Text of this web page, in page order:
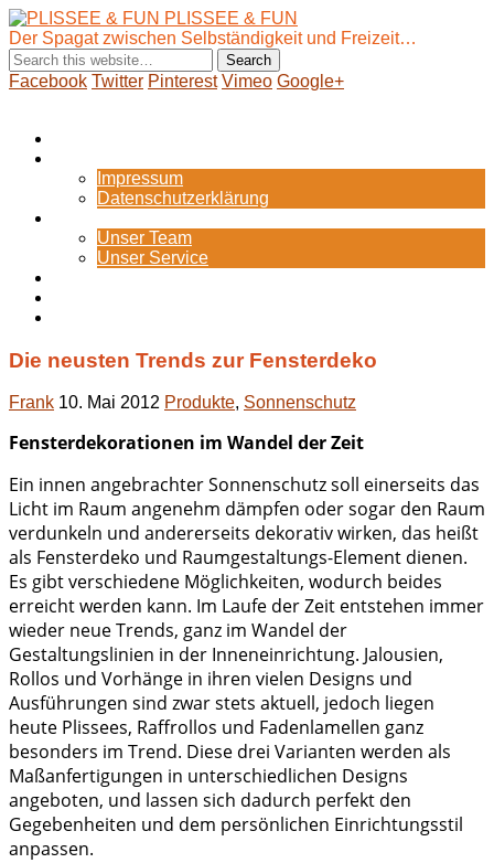
PLISSEE & FUN
Der Spagat zwischen Selbständigkeit und Freizeit…
Facebook Twitter Pinterest Vimeo Google+
Impressum
Datenschutzerklärung
Unser Team
Unser Service
Die neusten Trends zur Fensterdeko
Frank 10. Mai 2012 Produkte, Sonnenschutz
Fensterdekorationen im Wandel der Zeit
Ein innen angebrachter Sonnenschutz soll einerseits das
Licht im Raum angenehm dämpfen oder sogar den Raum
verdunkeln und andererseits dekorativ wirken, das heißt
als Fensterdeko und Raumgestaltungs-Element dienen.
Es gibt verschiedene Möglichkeiten, wodurch beides
erreicht werden kann. Im Laufe der Zeit entstehen immer
wieder neue Trends, ganz im Wandel der
Gestaltungslinien in der Inneneinrichtung. Jalousien,
Rollos und Vorhänge in ihren vielen Designs und
Ausführungen sind zwar stets aktuell, jedoch liegen
heute Plissees, Raffrollos und Fadenlamellen ganz
besonders im Trend. Diese drei Varianten werden als
Maßanfertigungen in unterschiedlichen Designs
angeboten, und lassen sich dadurch perfekt den
Gegebenheiten und dem persönlichen Einrichtungsstil
anpassen.